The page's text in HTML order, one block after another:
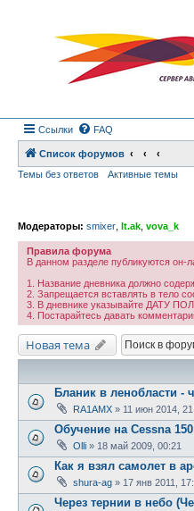
Ссылки FAQ
Список форумов
Темы без ответов
Активные темы
Модераторы: smixer lt.ak vova_k
Правила форума
В данном разделе публикуются он-
1. Название дневника должно
2. Запрещается вставлять в тело
3. В дневнике указывайте
4. Постарайтесь давать
Новая тема
Бланик в ленобласти -
RA1AMX » 11 июн 2014,
Обучение на Cessna
Olli » 18 май 2009, 00:21
Как я взял самолет в
shura-ag » 17 янв 2011,
Через тернии в небо